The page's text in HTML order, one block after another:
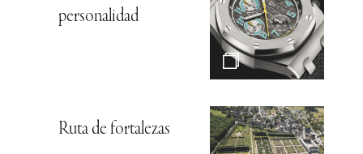
personalidad
Ruta de fortalezas